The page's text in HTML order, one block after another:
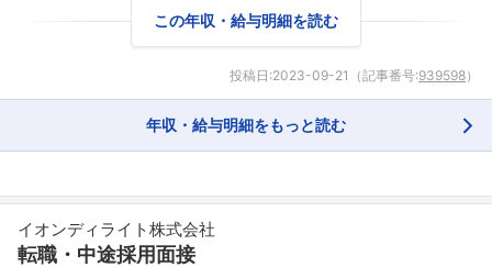
この年収・給与明細を読む
投稿日:2023-09-21 （記事番号:939598）
年収・給与明細をもっと読む
イオンディライト株式会社
転職・中途採用面接